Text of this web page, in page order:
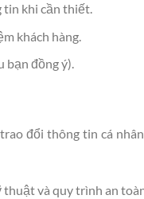
tin khi cần thiết.
khách hàng.
bạn đồng ý).
đổi thông tin cá
và quy trình an